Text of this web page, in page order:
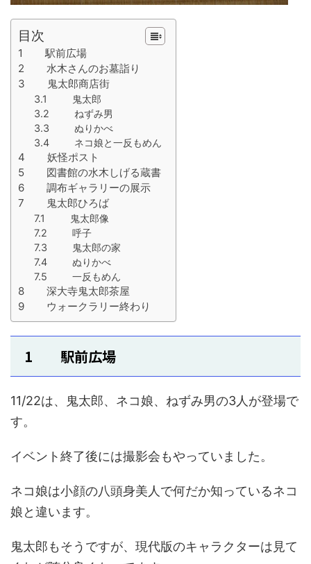
目次
1 駅前広場
2 水木さんのお墓詣り
3 鬼太郎商店街
3.1 鬼太郎
3.2 ねずみ男
3.3 ぬりかべ
3.4 ネコ娘と一反もめん
4 妖怪ポスト
5 図書館の水木しげる蔵書
6 調布ギャラリーの展示
7 鬼太郎ひろば
7.1 鬼太郎像
7.2 呼子
7.3 鬼太郎の家
7.4 ぬりかべ
7.5 一反もめん
8 深大寺鬼太郎茶屋
9 ウォークラリー終わり
1 駅前広場
11/22は、鬼太郎、ネコ娘、ねずみ男の3人が登場で
す。
イベント終了後には撮影会もやっていました。
ネコ娘は小顔の八頭身美人で何だか知っているネコ
娘と違います。
鬼太郎もそうですが、現代版のキャラクターは見て